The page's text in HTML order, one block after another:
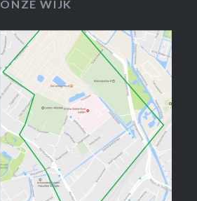
ONZE WIJK